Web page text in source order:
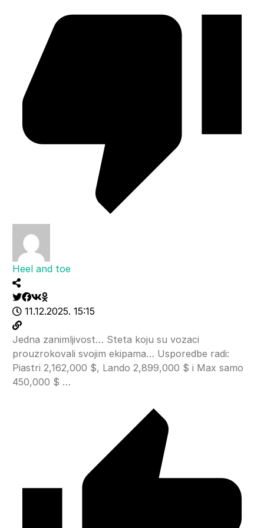
Heel and toe
11.12.2025. 15:15
Jedna zanimljivost… Steta koju su vozaci
prouzrokovali svojim ekipama… Usporedbe radi:
Piastri 2,162,000 $, Lando 2,899,000 $ i Max samo
450,000 $ …